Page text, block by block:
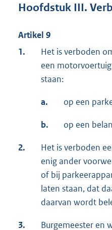
Hoofdstuk III.
Artikel 9
1.
Het is verboden
een
staan:
a. op een
b. op een
2.
Het is verboden
enig ander
of bij
laten staan, dat
daarvan wordt
3.
Burgemeester en